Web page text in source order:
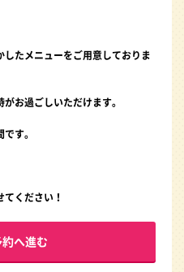
たメニューをご用意しておりま
お過ごしいただけます。
す。
ください！
へ進む